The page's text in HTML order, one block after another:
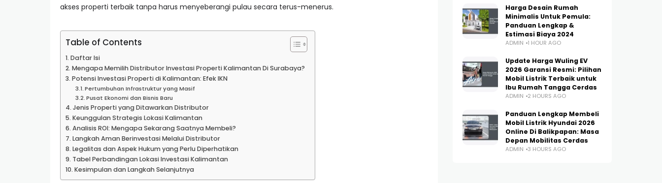
akses properti terbaik tanpa harus menyeberangi pulau secara terus-menerus.
Table of Contents
Daftar Isi
Mengapa Memilih Distributor Investasi Properti Kalimantan Di Surabaya?
Potensi Investasi Properti di Kalimantan: Efek IKN
Pertumbuhan Infrastruktur yang Masif
Pusat Ekonomi dan Bisnis Baru
Jenis Properti yang Ditawarkan Distributor
Keunggulan Strategis Lokasi Kalimantan
Analisis ROI: Mengapa Sekarang Saatnya Membeli?
Langkah Aman Berinvestasi Melalui Distributor
Legalitas dan Aspek Hukum yang Perlu Diperhatikan
Tabel Perbandingan Lokasi Investasi Kalimantan
Kesimpulan dan Langkah Selanjutnya
Harga Desain Rumah
Minimalis Untuk Pemula:
Panduan Lengkap &
Estimasi Biaya 2024
ADMIN 1 HOUR AGO
Update Harga Wuling EV
2026 Garansi Resmi: Pilihan
Mobil Listrik Terbaik untuk
Ibu Rumah Tangga Cerdas
ADMIN 2 HOURS AGO
Panduan Lengkap Membeli
Mobil Listrik Hyundai 2026
Online Di Balikpapan: Masa
Depan Mobilitas Cerdas
ADMIN 3 HOURS AGO